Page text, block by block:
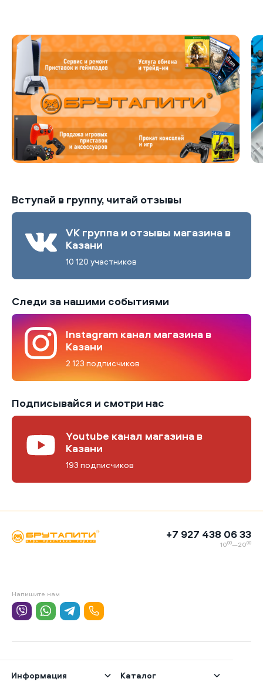
Вступай в группу, читай отзывы
VK группа и отзывы магазина в
Казани
10 120 участников
Следи за нашими событиями
Instagram канал магазина в
Казани
2 123 подписчиков
Подписывайся и смотри нас
Youtube канал магазина в
Казани
193 подписчиков
Информация Каталог
+7 927 438 06 33
1000—2000
Напишите нам